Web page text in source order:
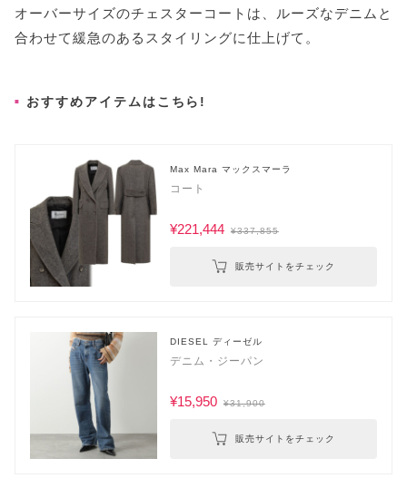
オーバーサイズのチェスターコートは、ルーズなデニムと
合わせて緩急のあるスタイリングに仕上げて。
おすすめアイテムはこちら!
Max Mara マックスマーラ
コート
¥221,444 ¥337,855
販売サイトをチェック
DIESEL ディーゼル
デニム・ジーパン
¥15,950 ¥31,900
販売サイトをチェック